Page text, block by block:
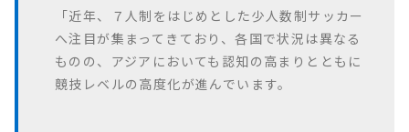
「近年、７人制をはじめとした少人数制サッカー
へ注目が集まってきており、各国で状況は異なる
ものの、アジアにおいても認知の高まりとともに
競技レベルの高度化が進んでいます。